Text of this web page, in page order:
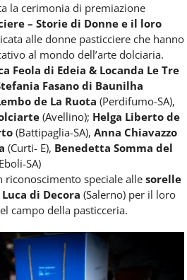
la cerimonia di premiazione
– Storie di Donne e il loro
alle donne pasticciere che hanno
al mondo dell’arte dolciaria.
Feola di Edeia & Locanda Le Tre
Fasano di Baunilha
de La Ruota (Perdifumo-SA),
(Avellino); Helga Liberto de
(Battipaglia-SA), Anna Chiavazzo
(Curti- E), Benedetta Somma del
SA)
speciale alle sorelle
di Decora (Salerno) per il loro
campo della pasticceria.